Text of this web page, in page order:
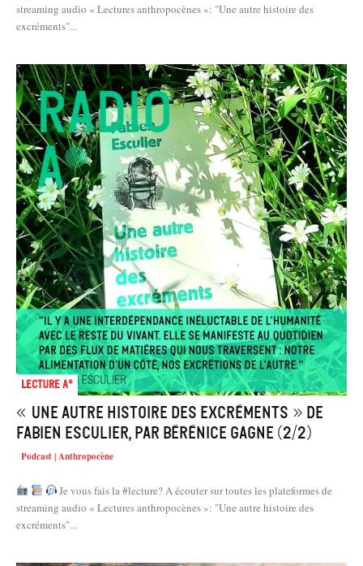
streaming audio « Lectures anthropocènes »: "Une autre histoire des
excréments"...
Lecture A°
« Une autre histoire des excréments » de
Fabien Esculier, par Bérénice Gagne (2/2)
Podcast | Anthropocène
Je vous fais la #lecture? A écouter sur toutes les plateformes de
streaming audio « Lectures anthropocènes »: "Une autre histoire des
excréments"...